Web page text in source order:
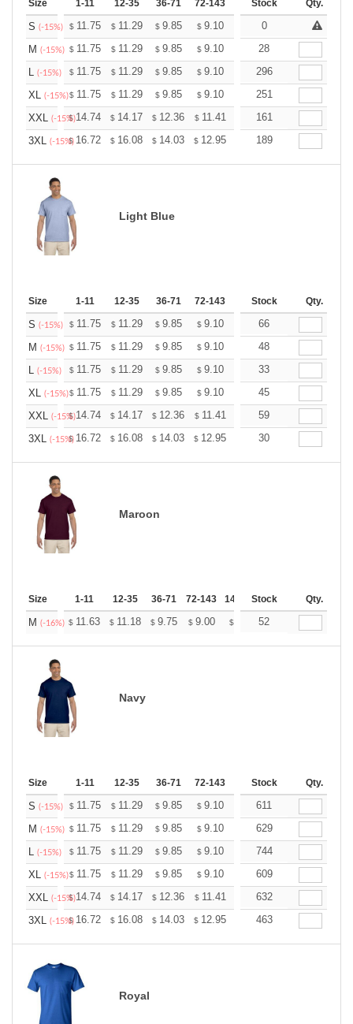
Size 1-11 12-35 36-71 72-143 144-287 288 + More
Stock Qty.
S (-15%) $ 11.75 $ 11.29 $ 9.85 $ 9.10 8.64
0
M (-15%) $ 11.75 $ 11.29 $ 9.85 $ 9.10 8.64
28
L (-15%) $ 11.75 $ 11.29 $ 9.85 $ 9.10 8.64
296
XL (-15%)$ 11.75 $ 11.29 $ 9.85 $ 9.10 8.64
251
XXL (-15%)
$14.74 $ 14.17 $ 12.36 $ 11.41 10.84
161
3XL (-15%)
$ 16.72 $ 16.08 $ 14.03 $ 12.95 12.30
189
Light Blue
Size 1-11 12-35 36-71 72-143 144-287 288 + More
Stock Qty.
S (-15%) $ 11.75 $ 11.29 $ 9.85 $ 9.10 8.64
66
M (-15%) $ 11.75 $ 11.29 $ 9.85 $ 9.10 8.64
48
L (-15%) $ 11.75 $ 11.29 $ 9.85 $ 9.10 8.64
33
XL (-15%)$ 11.75 $ 11.29 $ 9.85 $ 9.10 8.64
45
XXL (-15%)
$14.74 $ 14.17 $ 12.36 $ 11.41 10.84
59
3XL (-15%)
$ 16.72 $ 16.08 $ 14.03 $ 12.95 12.30
30
Maroon
Size 1-11 12-35 36-71 72-143 144-287 288 + More
Stock Qty.
M (-16%) $ 11.63 $ 11.18 $ 9.75 $ 9.00 $ 52
Navy
Size 1-11 12-35 36-71 72-143 144-287 288 + More
Stock Qty.
S (-15%) $ 11.75 $ 11.29 $ 9.85 $ 9.10 8.64
611
M (-15%) $ 11.75 $ 11.29 $ 9.85 $ 9.10 8.64
629
L (-15%) $ 11.75 $ 11.29 $ 9.85 $ 9.10 8.64
744
XL (-15%)$ 11.75 $ 11.29 $ 9.85 $ 9.10 8.64
609
XXL (-15%)
$14.74 $ 14.17 $ 12.36 $ 11.41 10.84
632
3XL (-15%)
$ 16.72 $ 16.08 $ 14.03 $ 12.95 12.30
463
Royal